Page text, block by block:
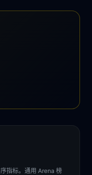
指标。通用 Arena 榜